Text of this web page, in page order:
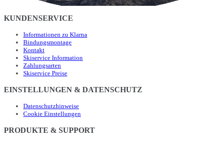
KUNDENSERVICE
Informationen zu Klarna
Bindungsmontage
Kontakt
Skiservice Information
Zahlungsarten
Skiservice Preise
EINSTELLUNGEN & DATENSCHUTZ
Datenschutzhinweise
Cookie Einstellungen
PRODUKTE & SUPPORT